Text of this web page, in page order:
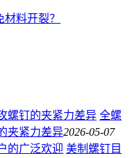
料开裂？
全螺
夹紧力差异2026-05-07
美制螺钉目